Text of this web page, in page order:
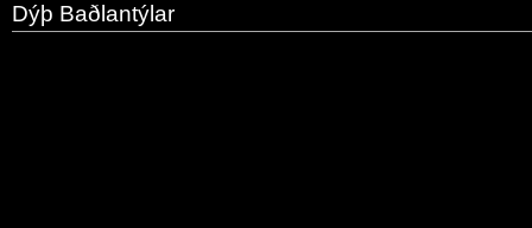
Dýþ Baðlantýlar